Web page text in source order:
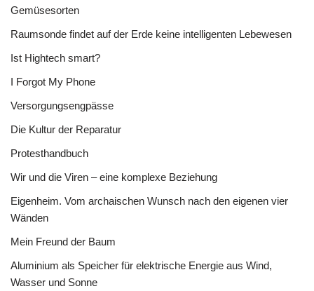
Gemüsesorten
Raumsonde findet auf der Erde keine intelligenten Lebewesen
Ist Hightech smart?
I Forgot My Phone
Versorgungsengpässe
Die Kultur der Reparatur
Protesthandbuch
Wir und die Viren – eine komplexe Beziehung
Eigenheim. Vom archaischen Wunsch nach den eigenen vier
Wänden
Mein Freund der Baum
Aluminium als Speicher für elektrische Energie aus Wind,
Wasser und Sonne